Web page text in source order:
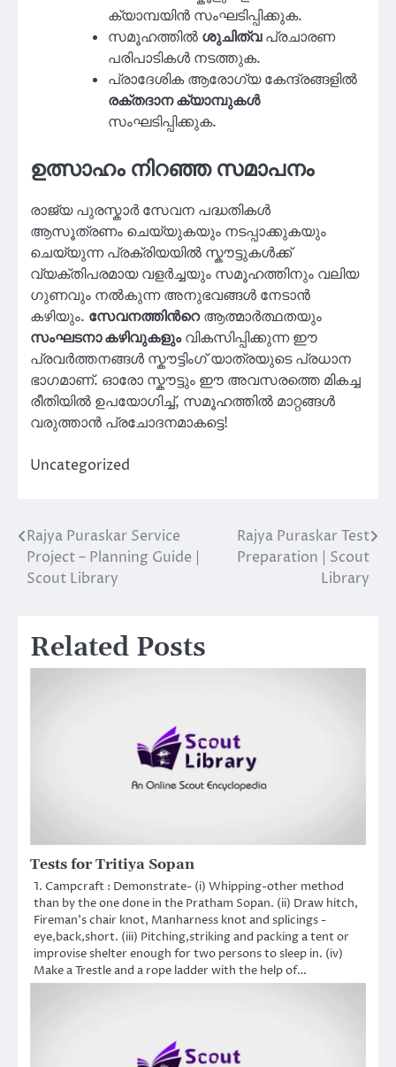
ക്യാമ്പയിൻ സംഘടിപ്പിക്കുക.
സമൂഹത്തിൽ ശുചിത്വപ്രചാരണ
പരിപാടികൾ നടത്തുക.
പ്രാദേശിക ആരോഗ്യ കേന്ദ്രങ്ങളിൽ
രക്തദാന ക്യാമ്പുകൾ
സംഘടിപ്പിക്കുക.
ഉത്സാഹം നിറഞ്ഞ സമാപനം
രാജ്യ പുരസ്കാർ സേവന പദ്ധതികൾ
ആസൂത്രണം ചെയ്യുകയും നടപ്പാക്കുകയും
ചെയ്യുന്ന പ്രക്രിയയിൽ സ്കൗട്ടുകൾക്ക്
വ്യക്തിപരമായ വളർച്ചയും സമൂഹത്തിനും വലിയ
ഗുണവും നൽകുന്ന അനുഭവങ്ങൾ നേടാൻ
കഴിയും. സേവനത്തിന്‍റെആത്മാർത്ഥതയും
സംഘടനാ കഴിവുകളുംവികസിപ്പിക്കുന്ന ഈ
പ്രവര്‍ത്തനങ്ങള്‍ സ്കൗട്ടിംഗ് യാത്രയുടെ പ്രധാന
ഭാഗമാണ്. ഓരോ സ്കൗട്ടും ഈ അവസരത്തെ മികച്ച
രീതിയിൽ ഉപയോഗിച്ച്, സമൂഹത്തിൽ മാറ്റങ്ങൾ
വരുത്താൻ പ്രചോദനമാകട്ടെ!
Uncategorized
Post
navigation
Rajya Puraskar Service
Project – Planning Guide |
Scout Library
Rajya Puraskar Test
Preparation | Scout
Library
Related Posts
Tests for Tritiya Sopan
1. Campcraft : Demonstrate- (i) Whipping-other method
than by the one done in the Pratham Sopan. (ii) Draw hitch,
Fireman’s chair knot, Manharness knot and splicings -
eye,back,short. (iii) Pitching,striking and packing a tent or
improvise shelter enough for two persons to sleep in. (iv)
Make a Trestle and a rope ladder with the help of…